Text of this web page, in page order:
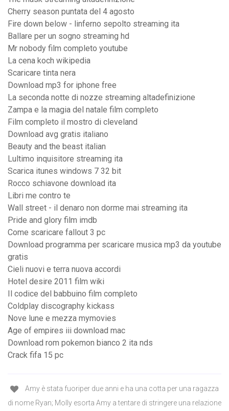
Cherry season puntata del 4 agosto
Fire down below - linferno sepolto streaming ita
Ballare per un sogno streaming hd
Mr nobody film completo youtube
La cena koch wikipedia
Scaricare tinta nera
Download mp3 for iphone free
La seconda notte di nozze streaming altadefinizione
Zampa e la magia del natale film completo
Film completo il mostro di cleveland
Download avg gratis italiano
Beauty and the beast italian
Lultimo inquisitore streaming ita
Scarica itunes windows 7 32 bit
Rocco schiavone download ita
Libri me contro te
Wall street - il denaro non dorme mai streaming ita
Pride and glory film imdb
Come scaricare fallout 3 pc
Download programma per scaricare musica mp3 da youtube
gratis
Cieli nuovi e terra nuova accordi
Hotel desire 2011 film wiki
Il codice del babbuino film completo
Coldplay discography kickass
Nove lune e mezza mymovies
Age of empires iii download mac
Download rom pokemon bianco 2 ita nds
Crack fifa 15 pc
Amy è stata fuoriper due anni e ha una cotta per una ragazza
di nome Ryan; Molly esorta Amy a tentare di stringere una relazione